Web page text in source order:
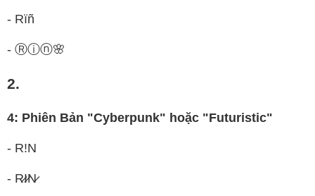
- Rïñ
- Ⓡⓘⓝ🌸
2.
4: Phiên Bản "Cyberpunk" hoặc "Futuristic"
- R!N
- R̷I̷N̷